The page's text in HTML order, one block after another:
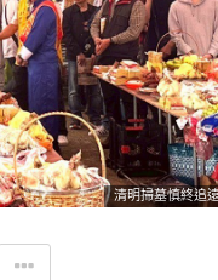
清明掃墓慎終追